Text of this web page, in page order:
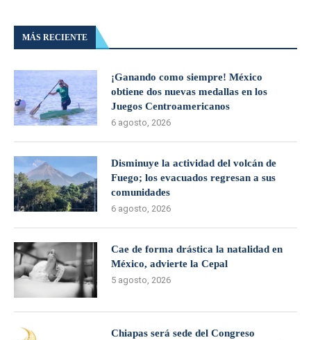
MÁS RECIENTE
¡Ganando como siempre! México
obtiene dos nuevas medallas en los
Juegos Centroamericanos
6 agosto, 2026
Disminuye la actividad del volcán de
Fuego; los evacuados regresan a sus
comunidades
6 agosto, 2026
Cae de forma drástica la natalidad en
México, advierte la Cepal
5 agosto, 2026
Chiapas será sede del Congreso